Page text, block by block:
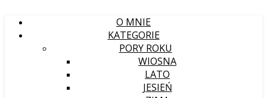
O MNIE
KATEGORIE
PORY ROKU
WIOSNA
LATO
JESIEŃ